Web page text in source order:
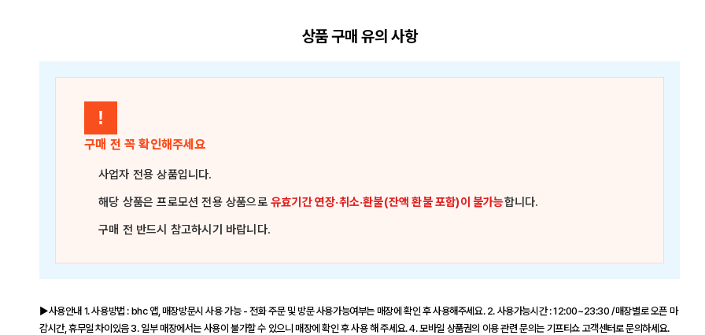
상품 구매 유의 사항
!
구매 전 꼭 확인해주세요
사업자 전용 상품입니다.
해당 상품은프로모션 전용 상품으로유효기간 연장·취소·환불(잔액 환불 포함)이 불가능합니다.
구매 전 반드시 참고하시기 바랍니다.
▶사용안내 1. 사용방법 : bhc 앱, 매장방문시 사용 가능 - 전화 주문 및 방문 사용가능여부는 매장에 확인 후 사용해주세요. 2. 사용가능시간 : 12:00~23:30 /매장별로 오픈 마
감시간, 휴무일 차이있음 3. 일부 매장에서는 사용이 불가할 수 있으니 매장에 확인 후 사용 해 주세요. 4. 모바일 상품권의 이용 관련 문의는 기프티쇼 고객센터로 문의하세요.